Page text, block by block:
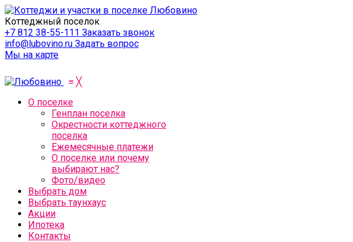
Коттеджный поселок
+7 812 38-55-111 Заказать звонок
info@lubovino.ru Задать вопрос
Мы на карте
≡ ╳
О поселке
Генплан поселка
Окрестности коттеджного
поселка
Ежемесячные платежи
О поселке или почему
выбирают нас?
Фото/видео
Выбрать дом
Выбрать таунхаус
Акции
Ипотека
Контакты